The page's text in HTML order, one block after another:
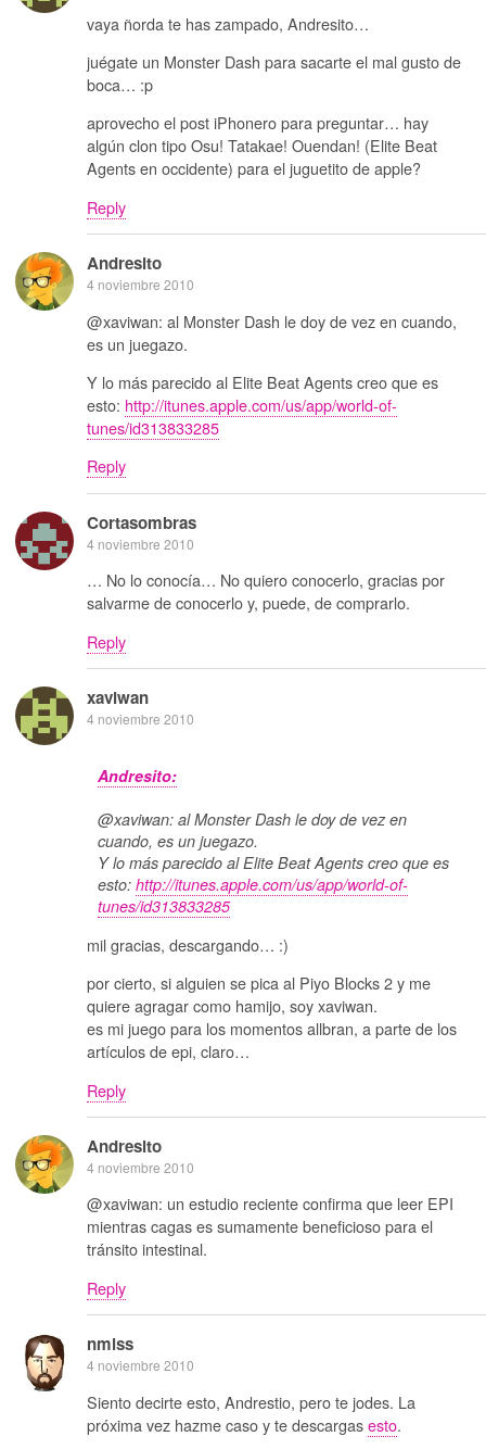
vaya ñorda te has zampado, Andresito…
juégate un Monster Dash para sacarte el mal gusto de
boca… :p
aprovecho el post iPhonero para preguntar… hay
algún clon tipo Osu! Tatakae! Ouendan! (Elite Beat
Agents en occidente) para el juguetito de apple?
Reply
Andresito
4 noviembre 2010
@xaviwan: al Monster Dash le doy de vez en cuando,
es un juegazo.
Y lo más parecido al Elite Beat Agents creo que es
esto: http://itunes.apple.com/us/app/world-of-
tunes/id313833285
Reply
Cortasombras
4 noviembre 2010
… No lo conocía… No quiero conocerlo, gracias por
salvarme de conocerlo y, puede, de comprarlo.
Reply
xaviwan
4 noviembre 2010
Andresito:
@xaviwan: al Monster Dash le doy de vez en
cuando, es un juegazo.
Y lo más parecido al Elite Beat Agents creo que es
esto: http://itunes.apple.com/us/app/world-of-
tunes/id313833285
mil gracias, descargando… :)
por cierto, si alguien se pica al Piyo Blocks 2 y me
quiere agragar como hamijo, soy xaviwan.
es mi juego para los momentos allbran, a parte de los
artículos de epi, claro…
Reply
Andresito
4 noviembre 2010
@xaviwan: un estudio reciente confirma que leer EPI
mientras cagas es sumamente beneficioso para el
tránsito intestinal.
Reply
nmlss
4 noviembre 2010
Siento decirte esto, Andrestio, pero te jodes. La
próxima vez hazme caso y te descargasesto.